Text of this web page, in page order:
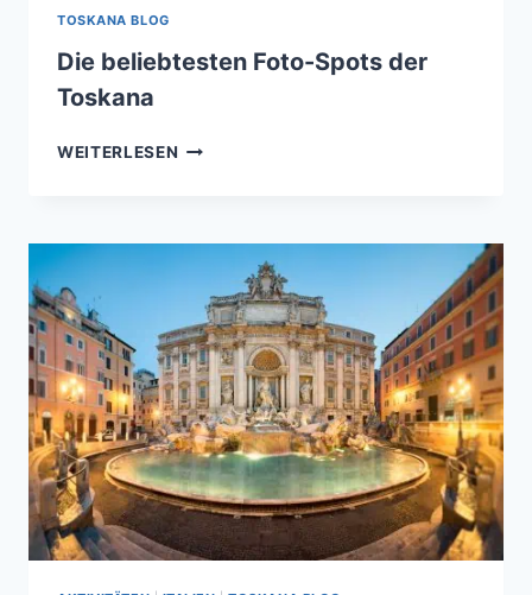
TOSKANA BLOG
Die beliebtesten Foto-Spots der
Toskana
WEITERLESEN DIE
DER
TOSKANA